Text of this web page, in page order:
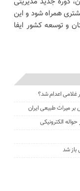
همراه شود و این
و توسعه کشور ایفا